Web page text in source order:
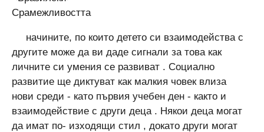
Срамежливостта
начините, по които детето си взаимодейства с
другите може да ви даде сигнали за това как
личните си умения се развиват . Социално
развитие ще диктуват как малкия човек влиза
нови среди - като първия учебен ден - както и
взаимодействие с други деца . Някои деца могат
да имат по- изходящи стил , докато други могат